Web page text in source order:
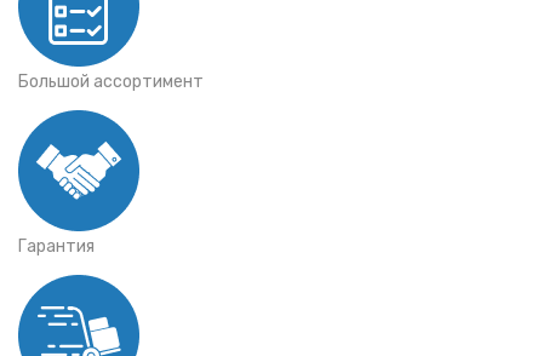
Большой ассортимент
Гарантия